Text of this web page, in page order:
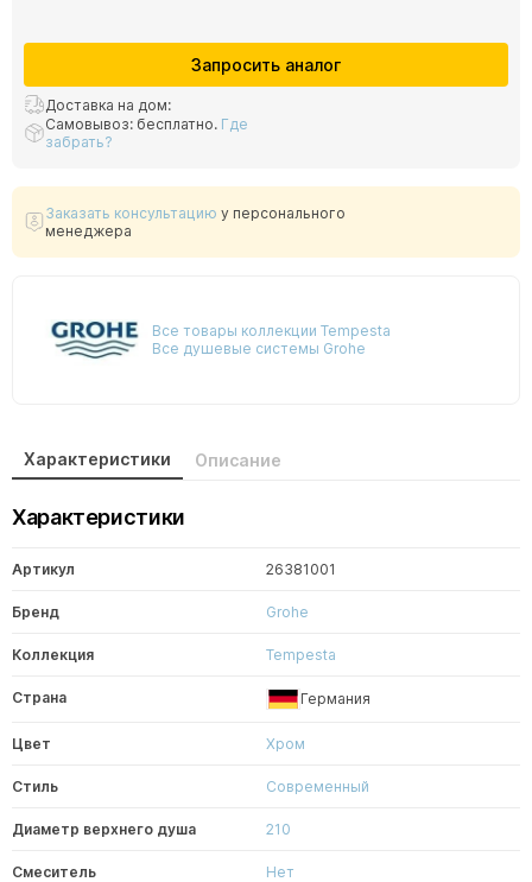
Запросить аналог
Доставка на дом:
Самовывоз: бесплатно. Где
забрать?
Заказать консультацию у персонального
менеджера
Все товары коллекции Tempesta
Все душевые системы Grohe
Характеристики Описание
Характеристики
Артикул 26381001
Бренд Grohe
Коллекция Tempesta
Страна Германия
Цвет Хром
Стиль Современный
Диаметр верхнего душа 210
Смеситель Нет